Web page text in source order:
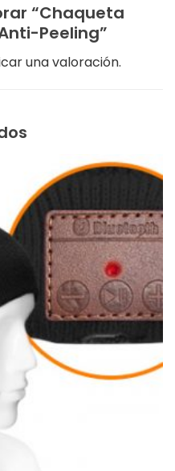
“Chaqueta
Peeling”
una valoración.